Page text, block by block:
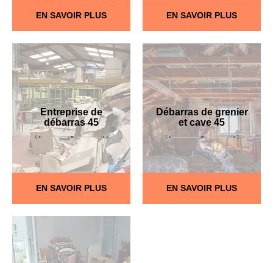
EN SAVOIR PLUS EN SAVOIR PLUS
Entreprise de
débarras 45
EN SAVOIR PLUS
Débarras de grenier
et cave 45
EN SAVOIR PLUS